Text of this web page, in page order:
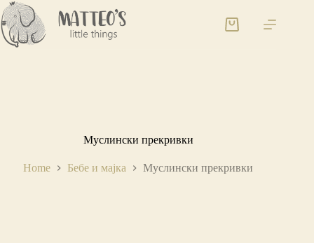
Муслински прекривки
Home Бебе и мајка Муслински прекривки